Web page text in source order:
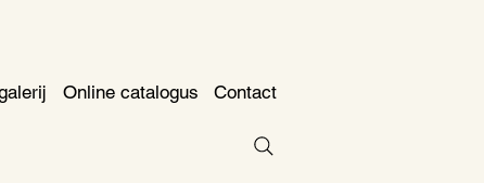
Online catalogus Contact